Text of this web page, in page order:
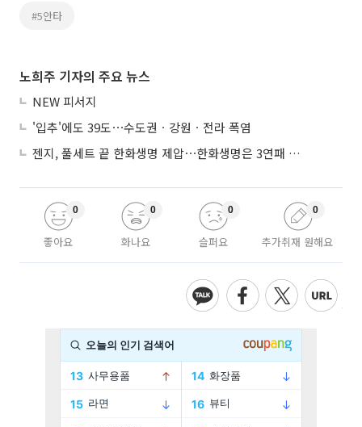
#5안타
노희주 기자의 주요 뉴스
NEW 피서지
'입추'에도 39도⋯수도권ㆍ강원ㆍ전라 폭염
젠지, 풀세트 끝 한화생명 제압⋯한화생명은 3연패 수렁
좋아요
0
화나요
0
슬퍼요
0
추가취재 원해요
0